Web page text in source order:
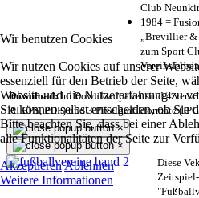
Wir benutzen Cookies
Wir nutzen Cookies auf unserer
essenziell für den Betrieb der Seite,
Website und die Nutzererfahrung zu
Sie können selbst entscheiden, ob Sie
Bitte beachten Sie, dass bei einer
alle Funktionalitäten der Seite zur
AkzeptierenAblehnen
Weitere Informationen
Club
1984 =
„Brevillier &
zum Sport
Download:Im Downloadpaket sind 4
AI EPS, PDF) und 3 Pixelgrafikformate
×
×
Diese